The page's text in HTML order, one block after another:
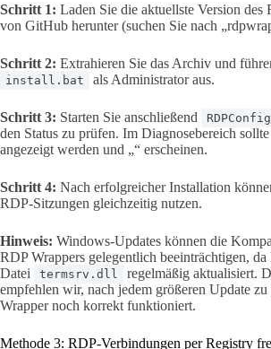
Schritt 1: Laden Sie die aktuellste Version des
von GitHub herunter (suchen Sie nach
Schritt 2: Extrahieren Sie das Archiv und
install.bat als Administrator aus.
Schritt 3: Starten Sie anschließend
den Status zu prüfen. Im Diagnosebereich
angezeigt werden und „“ erscheinen.
Schritt 4: Nach erfolgreicher Installation
RDP-Sitzungen gleichzeitig nutzen.
Hinweis: Windows-Updates können die
RDP Wrappers gelegentlich beeinträchtigen,
Datei
termsrv.dll
regelmäßig aktualisiert.
empfehlen wir, nach jedem größeren Update
Wrapper noch korrekt funktioniert.
Methode 3: RDP-Verbindungen per Registry